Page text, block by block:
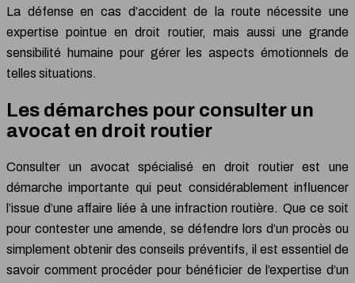
La défense en cas d’accident de la route nécessite une
expertise pointue en droit routier, mais aussi une grande
sensibilité humaine pour gérer les aspects émotionnels de
telles situations.
Les démarches pour consulter un
avocat en droit routier
Consulter un avocat spécialisé en droit routier est une
démarche importante qui peut considérablement influencer
l’issue d’une affaire liée à une infraction routière. Que ce soit
pour contester une amende, se défendre lors d’un procès ou
simplement obtenir des conseils préventifs, il est essentiel de
savoir comment procéder pour bénéficier de l’expertise d’un